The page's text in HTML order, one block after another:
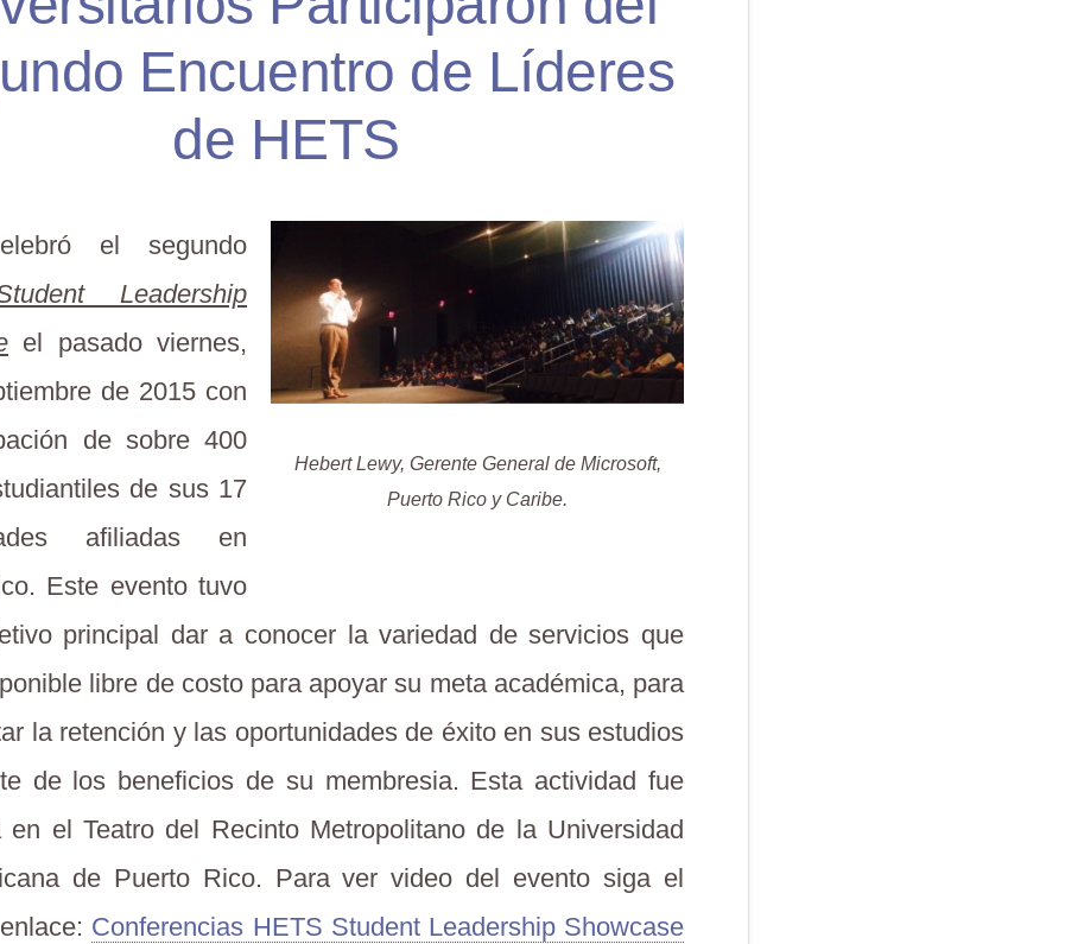
Encuentro de Líderes
de HETS
Hebert Lewy, Gerente General de Microsoft,
Puerto Rico y Caribe.
el segundo
Leadership
el pasado viernes,
de 2015 con
de sobre 400
de sus 17
afiliadas en
Este evento tuvo
principal dar a conocer la variedad de servicios que
libre de costo para apoyar su meta académica, para
la retención y las oportunidades de éxito en sus estudios
de los beneficios de su membresia. Esta actividad fue
en el Teatro del Recinto Metropolitano de la Universidad
de Puerto Rico. Para ver video del evento siga el
Conferencias HETS Student Leadership Showcase